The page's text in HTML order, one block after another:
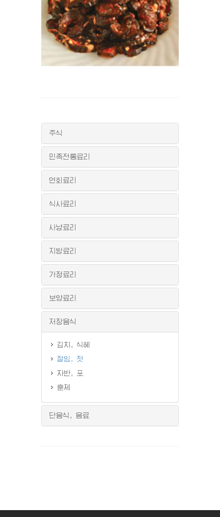
주식
민족전통료리
연회료리
식사료리
사냥료리
지방료리
가정료리
보양료리
저장음식
김치, 식혜
절임, 젓
자반, 포
훈제
단음식, 음료